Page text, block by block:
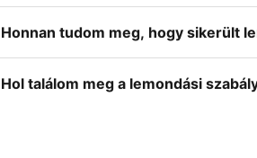
Honnan tudom meg, hogy sikerült
Hol találom meg a lemondási